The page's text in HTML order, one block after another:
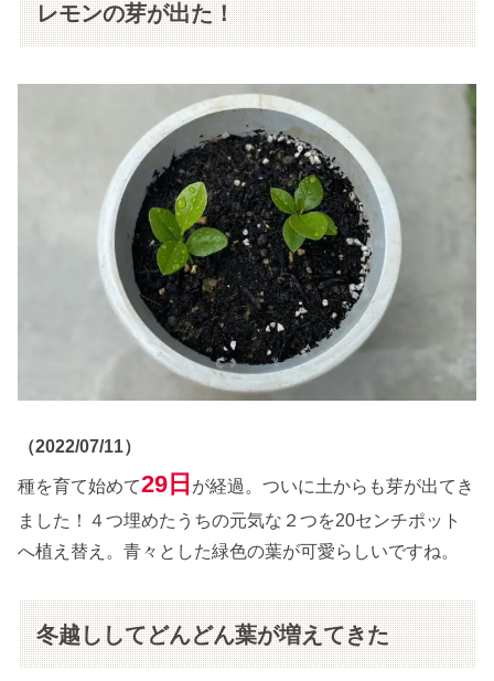
レモンの芽が出た！
（2022/07/11）
種を育て始めて29日 が経過。ついに土からも芽が出てき
ました！４つ埋めたうちの元気な２つを20センチポット
へ植え替え。青々とした緑色の葉が可愛らしいですね。
冬越ししてどんどん葉が増えてきた